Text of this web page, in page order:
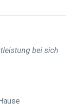
bei sich